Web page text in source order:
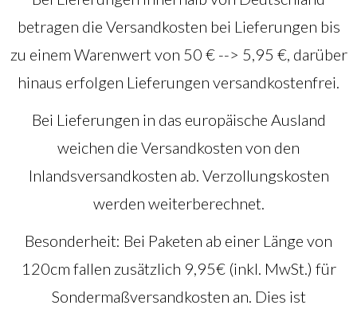
betragen die Versandkosten bei Lieferungen bis
zu einem Warenwert von 50 € --> 5,95 €, darüber
hinaus erfolgen Lieferungen versandkostenfrei.
Bei Lieferungen in das europäische Ausland
weichen die Versandkosten von den
Inlandsversandkosten ab. Verzollungskosten
werden weiterberechnet.
Besonderheit: Bei Paketen ab einer Länge von
120cm fallen zusätzlich 9,95€ (inkl. MwSt.) für
Sondermaßversandkosten an. Dies ist